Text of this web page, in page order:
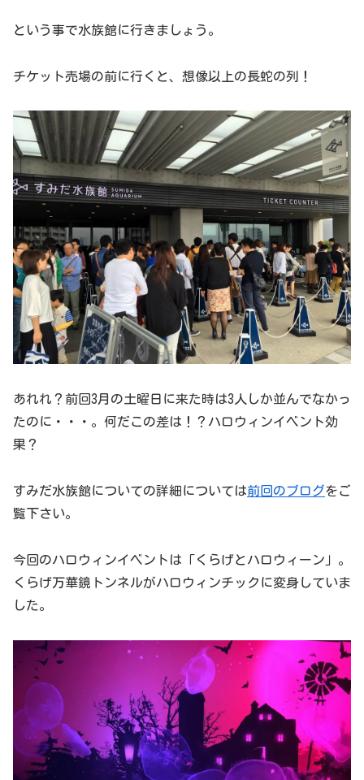
という事で水族館に行きましょう。
チケット売場の前に行くと、想像以上の長蛇の列！
あれれ？前回3月の土曜日に来た時は3人しか並んでなかっ
たのに・・・。何だこの差は！？ハロウィンイベント効
果？
すみだ水族館についての詳細については前回のブログをご
覧下さい。
今回のハロウィンイベントは「くらげとハロウィーン」。
くらげ万華鏡トンネルがハロウィンチックに変身していま
した。